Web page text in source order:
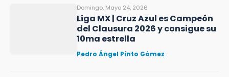
Domingo, Mayo 24, 2026
Liga MX | Cruz Azul es Campeón
del Clausura 2026 y consigue su
10ma estrella
Pedro Ángel Pinto Gómez